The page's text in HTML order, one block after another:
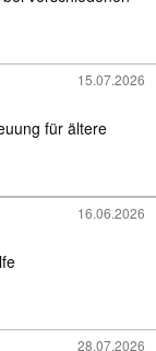
15.07.2026
für ältere
16.06.2026
28.07.2026